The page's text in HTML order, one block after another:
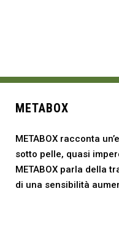
METABOX
METABOX racconta
sotto pelle, quasi
METABOX parla della
di una sensibilità